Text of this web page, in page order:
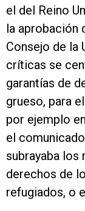
el del Reino
la aprobación
Consejo de la
críticas se
garantías de
grueso, para
por ejemplo
el
subrayaba
derechos de
refugiados, o